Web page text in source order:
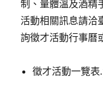
制、量體溫及酒精
活動相關訊息請洽
詢徵才活動行事曆
徵才活動一覽